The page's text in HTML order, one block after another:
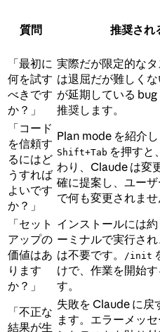
質問 推奨され
「最初に
何を試す
べきです
か？」
実際だが限定的な
は退屈だが難しく
が延期している
推奨します。
「コード
を信頼す
るにはど
うすれば
よいです
か？」
Plan mode を紹介し
Shift+Tab を押すと
わり、Claude は変
確に提案し、ユー
で何も変更されませ
「セット
アップの
価値はあ
ります
か？」
インストールには
ーミナルで実行さ
は不要です。
/init
けで、作業を開始
す。
「不正な
結果が生
失敗を Claude に戻
ます。エラーメッ